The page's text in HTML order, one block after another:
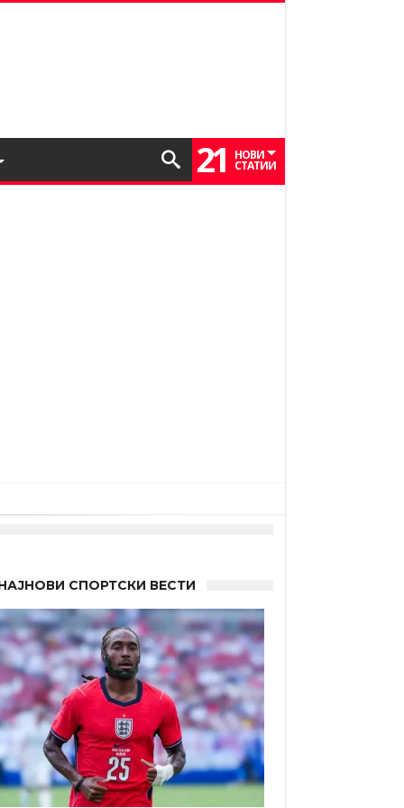
21 НОВИ
СТАТИИ
СПОРТСКИ ВЕСТИ